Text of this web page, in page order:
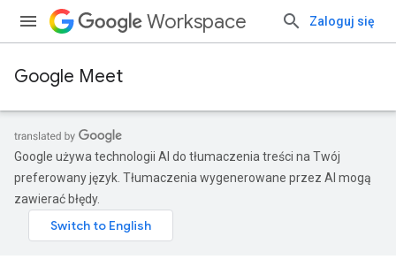
Workspace Zaloguj się
Google Meet
Google używa technologii AI do tłumaczenia treści na Twój
preferowany język. Tłumaczenia wygenerowane przez AI mogą
zawierać błędy.